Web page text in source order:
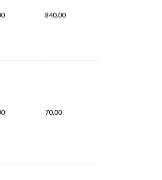
840,00
70,00